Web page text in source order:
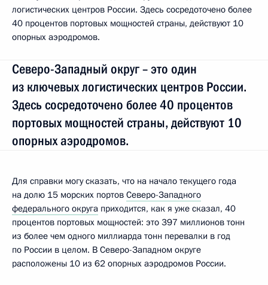
логистических центров России. Здесь сосредоточено более
40 процентов портовых мощностей страны, действуют 10
опорных аэродромов.
Северо-Западный округ – это один
из ключевых логистических центров России.
Здесь сосредоточено более 40 процентов
портовых мощностей страны, действуют 10
опорных аэродромов.
Для справки могу сказать, что на начало текущего года
на долю 15 морских портов Северо-Западного
федерального округа приходится, как я уже сказал, 40
процентов портовых мощностей: это 397 миллионов тонн
из более чем одного миллиарда тонн перевалки в год
по России в целом. В Северо-Западном округе
расположены 10 из 62 опорных аэродромов России.